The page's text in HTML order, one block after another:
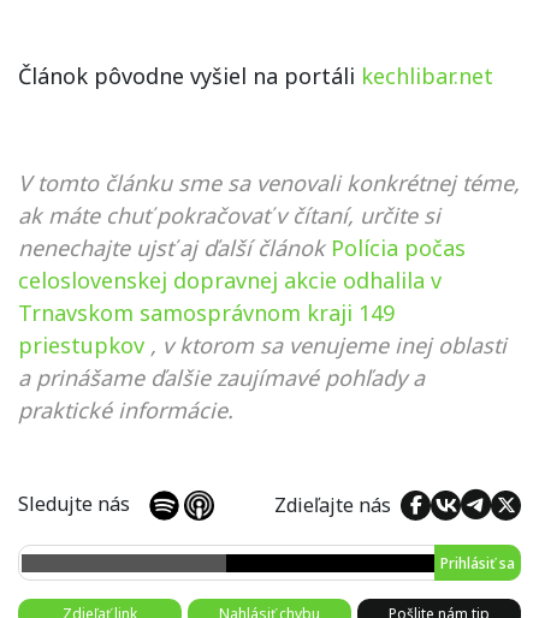
Článok pôvodne vyšiel na portáli kechlibar.net
V tomto článku sme sa venovali konkrétnej téme,
ak máte chuť pokračovať v čítaní, určite si
nenechajte ujsť aj ďalší článok Polícia počas
celoslovenskej dopravnej akcie odhalila v
Trnavskom samosprávnom kraji 149
priestupkov , v ktorom sa venujeme inej oblasti
a prinášame ďalšie zaujímavé pohľady a
praktické informácie.
Sledujte nás Zdieľajte nás
Prihlásiť sa